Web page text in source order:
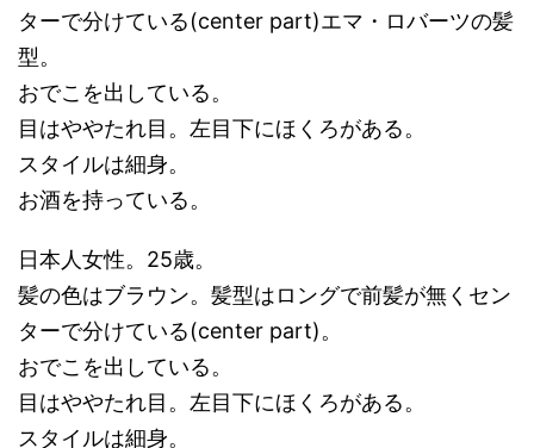
ターで分けている(center part)エマ・ロバーツの髪
型。
おでこを出している。
目はややたれ目。左目下にほくろがある。
スタイルは細身。
お酒を持っている。
日本人女性。25歳。
髪の色はブラウン。髪型はロングで前髪が無くセン
ターで分けている(center part)。
おでこを出している。
目はややたれ目。左目下にほくろがある。
スタイルは細身。